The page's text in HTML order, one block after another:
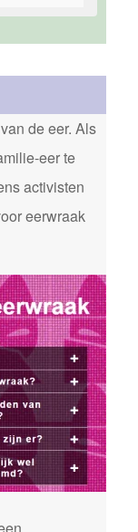
de eer. Als
eer te
activisten
eerwraak